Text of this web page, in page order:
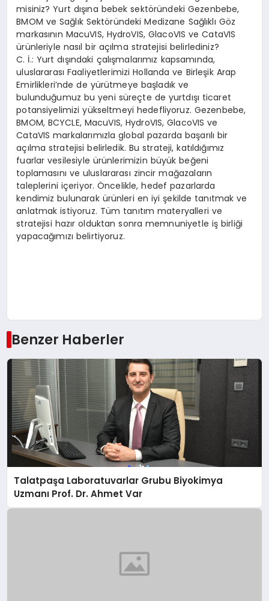
misiniz? Yurt dışına bebek sektöründeki Gezenbebe,
BMOM ve Sağlık Sektöründeki Medizane Sağlıklı Göz
markasının MacuVIS, HydroVIS, GlacoVIS ve CataVIS
ürünleriyle nasıl bir açılma stratejisi belirlediniz?
C. İ.: Yurt dışındaki çalışmalarımız kapsamında,
uluslararası Faaliyetlerimizi Hollanda ve Birleşik Arap
Emirlikleri’nde de yürütmeye başladık ve
bulunduğumuz bu yeni süreçte de yurtdışı ticaret
potansiyelimizi yükseltmeyi hedefliyoruz. Gezenbebe,
BMOM, BCYCLE, MacuVIS, HydroVIS, GlacoVIS ve
CataVIS markalarımızla global pazarda başarılı bir
açılma stratejisi belirledik. Bu strateji, katıldığımız
fuarlar vesilesiyle ürünlerimizin büyük beğeni
toplamasını ve uluslararası zincir mağazaların
taleplerini içeriyor. Öncelikle, hedef pazarlarda
kendimiz bulunarak ürünleri en iyi şekilde tanıtmak ve
anlatmak istiyoruz. Tüm tanıtım materyalleri ve
stratejisi hazır olduktan sonra memnuniyetle iş birliği
yapacağımızı belirtiyoruz.
Benzer Haberler
Talatpaşa Laboratuvarlar Grubu Biyokimya
Uzmanı Prof. Dr. Ahmet Var